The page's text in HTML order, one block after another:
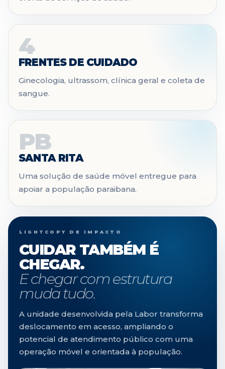
4
FRENTES DE CUIDADO
Ginecologia, ultrassom, clínica geral e coleta de
sangue.
PB
SANTA RITA
Uma solução de saúde móvel entregue para
apoiar a população paraibana.
LIGHTCOPY DE IMPACTO
CUIDAR TAMBÉM É
CHEGAR.
E chegar com estrutura
muda tudo.
A unidade desenvolvida pela Labor transforma
deslocamento em acesso, ampliando o
potencial de atendimento público com uma
operação móvel e orientada à população.